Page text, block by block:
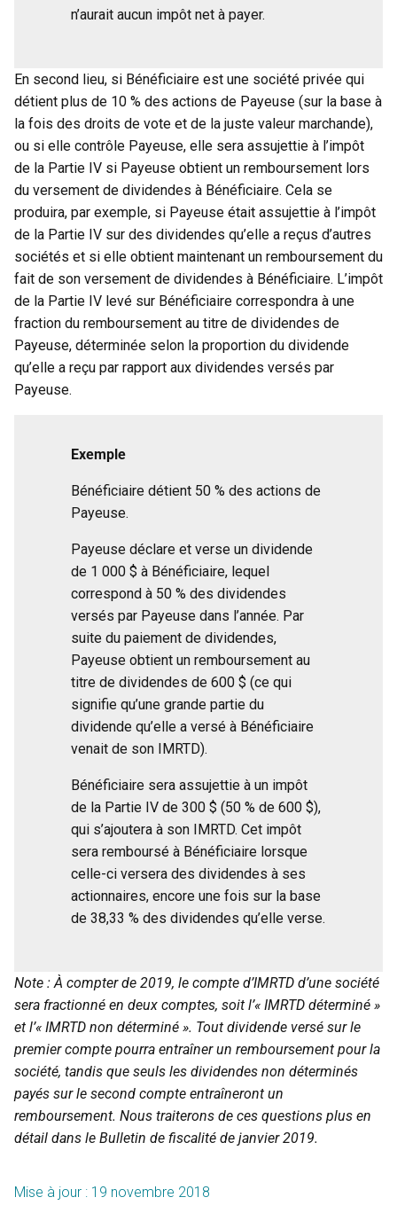
n’aurait aucun impôt net à payer.
En second lieu, si Bénéficiaire est une société privée qui
détient plus de 10 % des actions de Payeuse (sur la base à
la fois des droits de vote et de la juste valeur marchande),
ou si elle contrôle Payeuse, elle sera assujettie à l’impôt
de la Partie IV si Payeuse obtient un remboursement lors
du versement de dividendes à Bénéficiaire. Cela se
produira, par exemple, si Payeuse était assujettie à l’impôt
de la Partie IV sur des dividendes qu’elle a reçus d’autres
sociétés et si elle obtient maintenant un remboursement du
fait de son versement de dividendes à Bénéficiaire. L’impôt
de la Partie IV levé sur Bénéficiaire correspondra à une
fraction du remboursement au titre de dividendes de
Payeuse, déterminée selon la proportion du dividende
qu’elle a reçu par rapport aux dividendes versés par
Payeuse.
Exemple
Bénéficiaire détient 50 % des actions de
Payeuse.
Payeuse déclare et verse un dividende
de 1 000 $ à Bénéficiaire, lequel
correspond à 50 % des dividendes
versés par Payeuse dans l’année. Par
suite du paiement de dividendes,
Payeuse obtient un remboursement au
titre de dividendes de 600 $ (ce qui
signifie qu’une grande partie du
dividende qu’elle a versé à Bénéficiaire
venait de son IMRTD).
Bénéficiaire sera assujettie à un impôt
de la Partie IV de 300 $ (50 % de 600 $),
qui s’ajoutera à son IMRTD. Cet impôt
sera remboursé à Bénéficiaire lorsque
celle-ci versera des dividendes à ses
actionnaires, encore une fois sur la base
de 38,33 % des dividendes qu’elle verse.
Note : À compter de 2019, le compte d’IMRTD d’une société
sera fractionné en deux comptes, soit l’« IMRTD déterminé »
et l’« IMRTD non déterminé ». Tout dividende versé sur le
premier compte pourra entraîner un remboursement pour la
société, tandis que seuls les dividendes non déterminés
payés sur le second compte entraîneront un
remboursement. Nous traiterons de ces questions plus en
détail dans le Bulletin de fiscalité de janvier 2019.
Mise à jour : 19 novembre 2018